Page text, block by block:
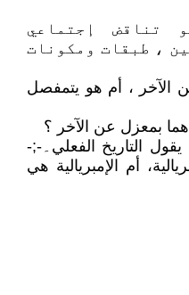
تناقض إجتماعي
، طبقات ومكونات
الآخر ، أم هو يتمفصل
بمعزل عن الآخر ؟
التاريخ الفعلي۔-;-
أم الإمبريالية هي